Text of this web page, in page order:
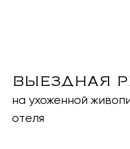
выездная
на ухоженной
отеля